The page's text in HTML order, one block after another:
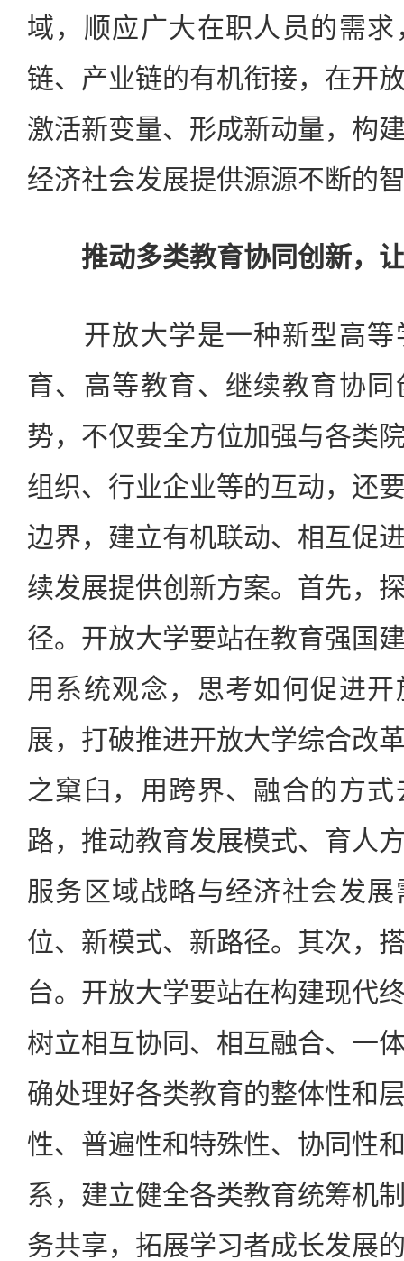
域，顺应广大在职人员的需
链、产业链的有机衔接，在开
激活新变量、形成新动量，构
经济社会发展提供源源不断的
推动多类教育协同创新，
开放大学是一种新型高等
育、高等教育、继续教育协
势，不仅要全方位加强与各类
组织、行业企业等的互动，还
边界，建立有机联动、相互促
续发展提供创新方案。首先，
径。开放大学要站在教育强国
用系统观念，思考如何促进
展，打破推进开放大学综合改
之窠臼，用跨界、融合的方
路，推动教育发展模式、育人
服务区域战略与经济社会发
位、新模式、新路径。其次，
台。开放大学要站在构建现代
树立相互协同、相互融合、一
确处理好各类教育的整体性和
性、普遍性和特殊性、协同性
系，建立健全各类教育统筹机
务共享，拓展学习者成长发展